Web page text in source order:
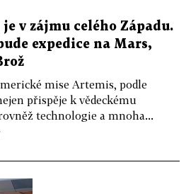
v zájmu celého Západu.
expedice na Mars,
mise Artemis, podle
přispěje k vědeckému
technologie a mnoha...